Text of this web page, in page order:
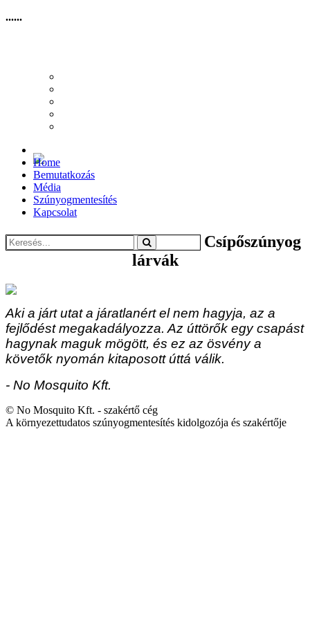
......
Home
Bemutatkozás
Média
Szúnyogmentesítés
Kapcsolat
Csípőszúnyog
lárvák
Aki a járt utat a járatlanért el nem hagyja, az a
fejlődést megakadályozza. Az úttörők egy csapást
hagynak maguk mögött, és ez az ösvény a
követők nyomán kitaposott úttá válik.
- No Mosquito Kft.
© No Mosquito Kft. - szakértő cég
A környezettudatos szúnyogmentesítés kidolgozója és szakértője